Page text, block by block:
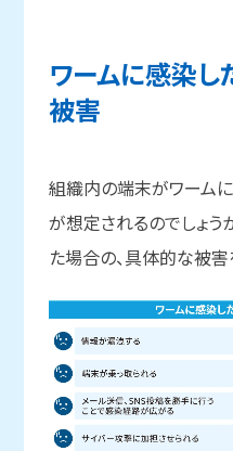
ワームに感染し
被害
組織内の端末がワーム
が想定されるのでしょう
た場合の、具体的な被害